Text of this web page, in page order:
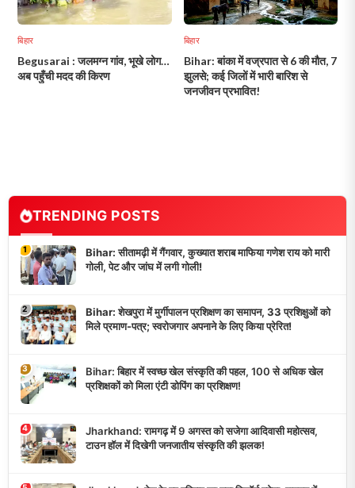
बिहार
Begusarai : जलमग्न गांव, भूखे लोग…
अब पहुँची मदद की किरण
बिहार
Bihar: बांका में वज्रपात से 6 की मौत, 7
झुलसे; कई जिलों में भारी बारिश से
जनजीवन प्रभावित!
TRENDING POSTS
1
Bihar: सीतामढ़ी में गैंगवार, कुख्यात शराब माफिया गणेश राय को मारी
गोली, पेट और जांघ में लगी गोली!
2
Bihar: शेखपुरा में मुर्गीपालन प्रशिक्षण का समापन, 33 प्रशिक्षुओं को
मिले प्रमाण-पत्र; स्वरोजगार अपनाने के लिए किया प्रेरित!
3
Bihar: बिहार में स्वच्छ खेल संस्कृति की पहल, 100 से अधिक खेल
प्रशिक्षकों को मिला एंटी डोपिंग का प्रशिक्षण!
4
Jharkhand: रामगढ़ में 9 अगस्त को सजेगा आदिवासी महोत्सव,
टाउन हॉल में दिखेगी जनजातीय संस्कृति की झलक!